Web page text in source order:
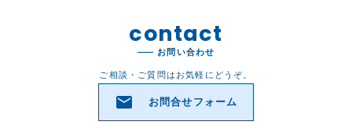
contact
お問い合わせ
ご相談・ご質問はお気軽にどうぞ。
email お問合せフォーム